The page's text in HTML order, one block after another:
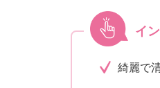
イ
綺麗で